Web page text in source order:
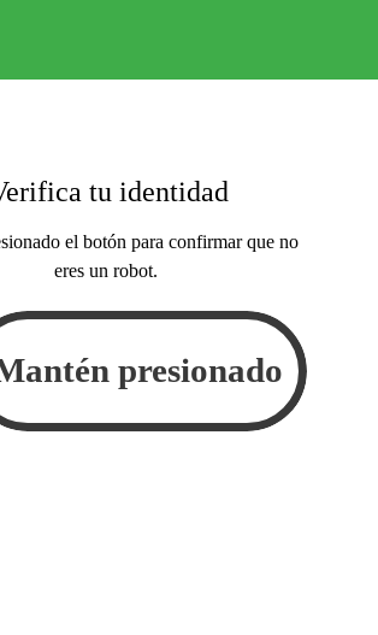
tu identidad
el botón para confirmar que no
eres un robot.